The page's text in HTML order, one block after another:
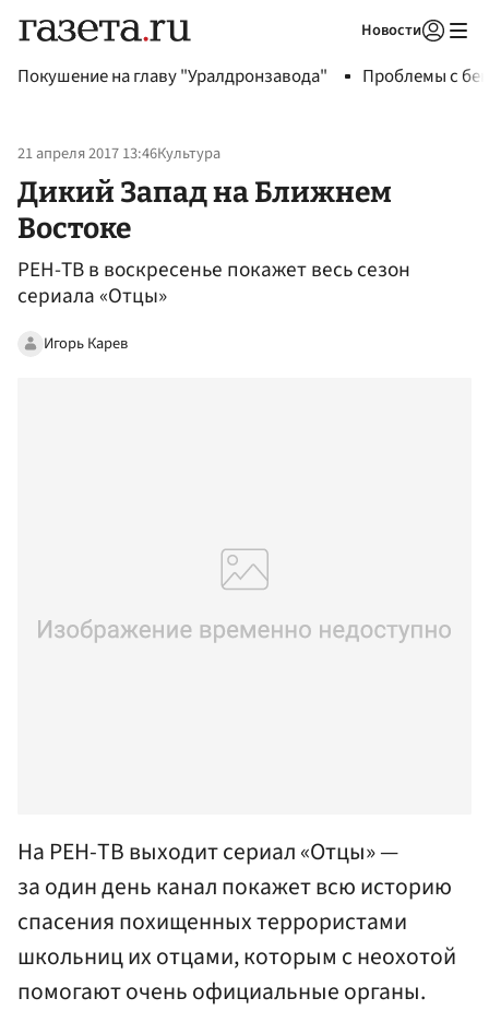
Новости
Покушение на главу "Уралдронзавода" Проблемы с
21 апреля 2017 13:46Культура
Дикий Запад на Ближнем
Востоке
РЕН-ТВ в воскресенье покажет весь сезон
сериала «Отцы»
Игорь Карев
На РЕН-ТВ выходит сериал «Отцы» —
за один день канал покажет всю историю
спасения похищенных террористами
школьниц их отцами, которым с неохотой
помогают очень официальные органы.